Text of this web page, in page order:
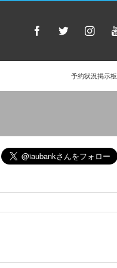
予約状況掲示板